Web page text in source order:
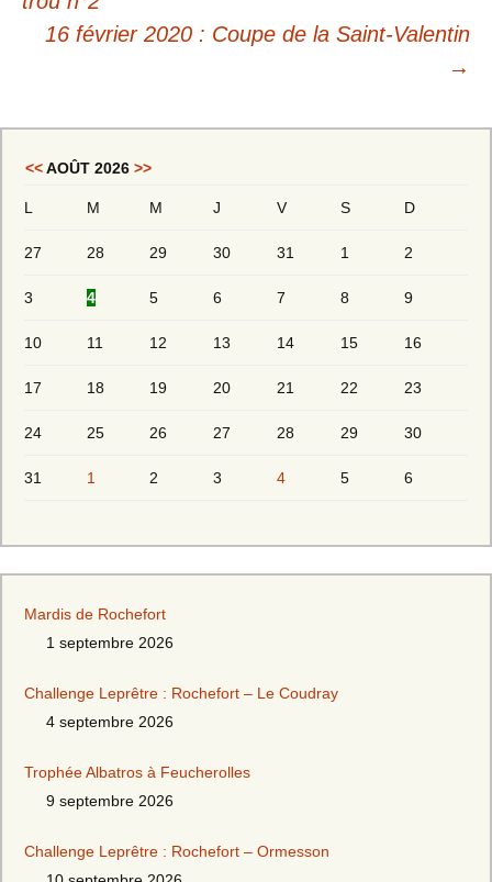
16 février 2020 : Coupe de la Saint-Valentin
→
<<AOÛT 2026 >>
L M M J V S D
27 28 29 30 31 1 2
3 4 5 6 7 8 9
10 11 12 13 14 15 16
17 18 19 20 21 22 23
24 25 26 27 28 29 30
31 1 2 3 4 5 6
Mardis de Rochefort
1 septembre 2026
Challenge Leprêtre : Rochefort – Le Coudray
4 septembre 2026
Trophée Albatros à Feucherolles
9 septembre 2026
Challenge Leprêtre : Rochefort – Ormesson